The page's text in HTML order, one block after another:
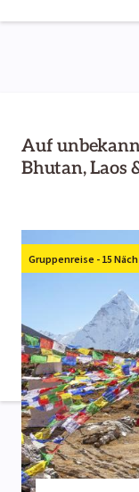
Auf
Bhutan, Laos
Gruppenreise - 15